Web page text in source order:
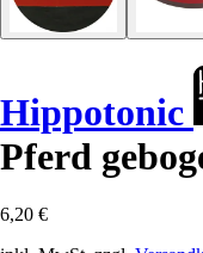
Hippotonic
Pferd
6,20 €